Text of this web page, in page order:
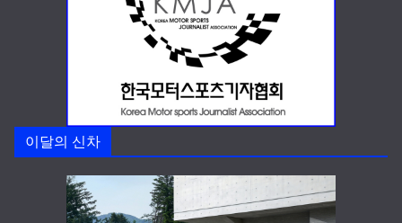
이달의 신차